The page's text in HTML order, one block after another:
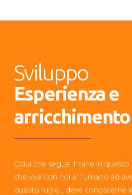
Sviluppo
Esperienza e
arricchimento
Colui che segue il cane in questo
che vive con noi e’ l’umano ad
questo ruolo , deve conoscerne